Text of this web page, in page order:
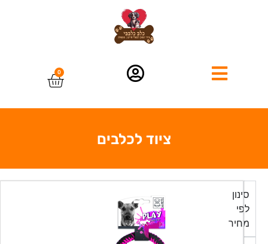
0
ציוד לכלבים
סינון
לפי
מחיר